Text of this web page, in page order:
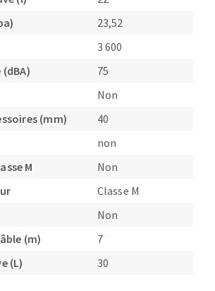
23,52
3 600
75
Non
(mm)
40
non
M
Non
Classe M
Non
(m)
7
(L)
30